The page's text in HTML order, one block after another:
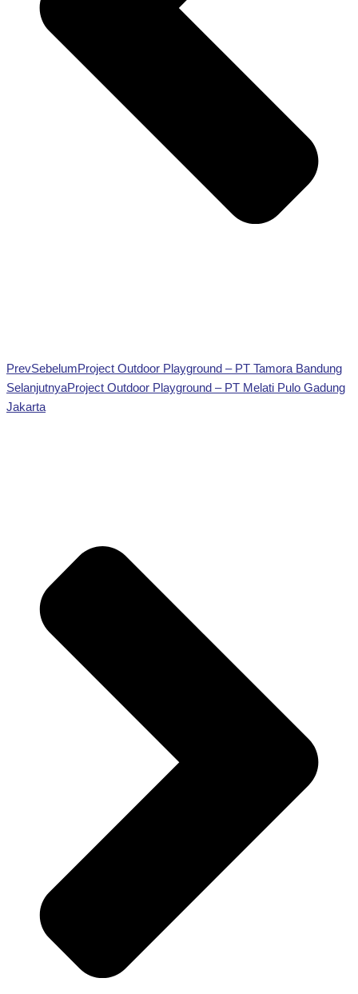
PrevSebelumProject Outdoor Playground – PT Tamora Bandung
SelanjutnyaProject Outdoor Playground – PT Melati Pulo Gadung
Jakarta